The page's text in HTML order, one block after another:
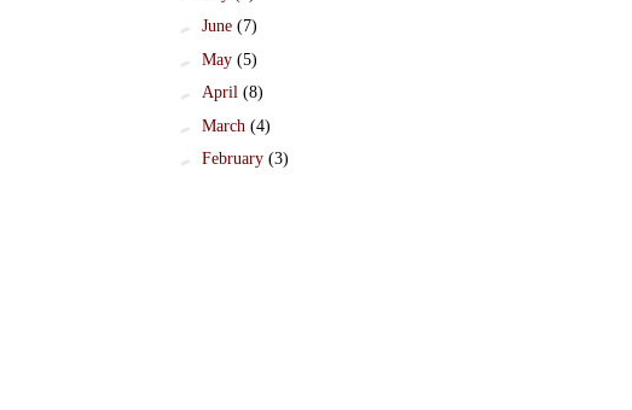
►June(7)
►May(5)
►April(8)
►March(4)
►February(3)